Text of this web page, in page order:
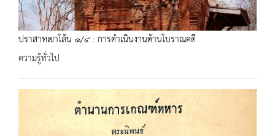
ปราสาทเขาโล้น ๑/๔ : การดำเนินงานด้านโบราณคดี
ความรู้ทั่วไป